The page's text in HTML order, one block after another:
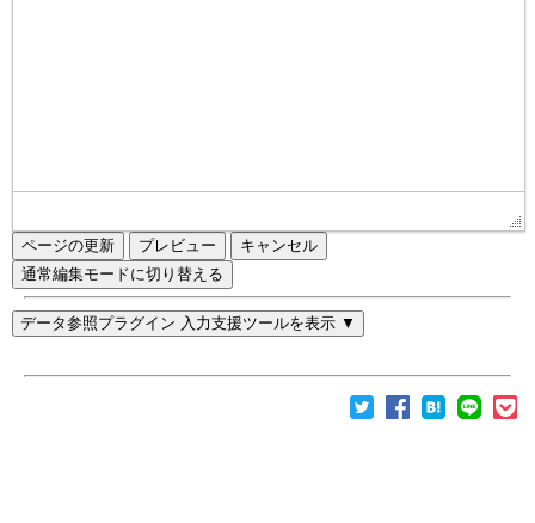
ページの更新
通常編集モードに切り替える
データ参照プラグイン 入力支援ツールを表示 ▼